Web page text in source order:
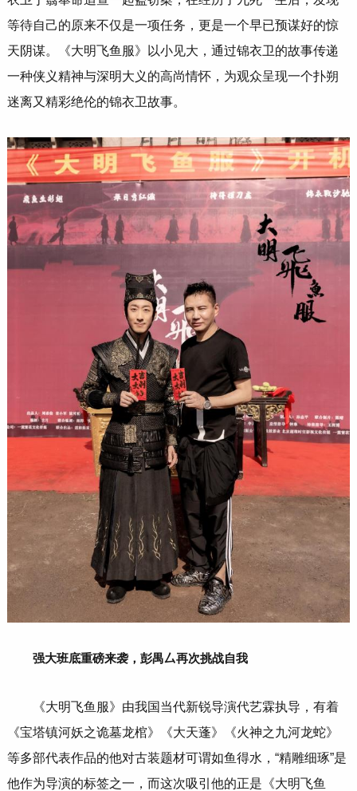
等待自己的原来不仅是一项任务，更是一个早已预谋好的惊
天阴谋。《大明飞鱼服》以小见大，通过锦衣卫的故事传递
一种侠义精神与深明大义的高尚情怀，为观众呈现一个扑朔
迷离又精彩绝伦的锦衣卫故事。
强大班底重磅来袭，彭禺厶再次挑战自我
《大明飞鱼服》由我国当代新锐导演代艺霖执导，有着
《宝塔镇河妖之诡墓龙棺》《大天蓬》《火神之九河龙蛇》
等多部代表作品的他对古装题材可谓如鱼得水，“精雕细琢”是
他作为导演的标签之一，而这次吸引他的正是《大明飞鱼